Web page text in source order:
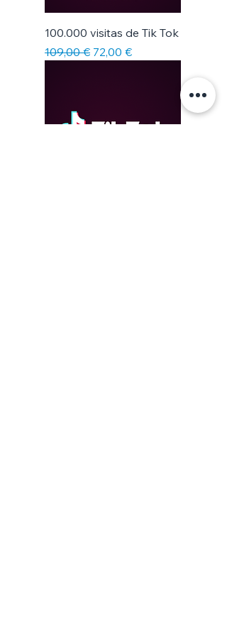
100.000 visitas de Tik Tok
Precio
109,00 € Precio de oferta
72,00 €